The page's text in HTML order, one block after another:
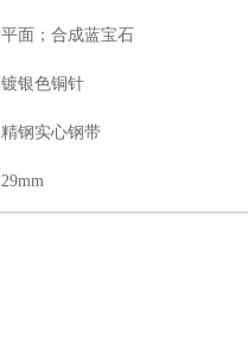
平面；合成蓝宝石
镀银色铜针
精钢实心钢带
29mm